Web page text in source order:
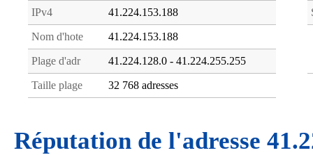
IPv4 41.224.153.188
Nom d'hote 41.224.153.188
Plage d'adr 41.224.128.0 - 41.224.255.255
Taille plage 32 768 adresses
Réputation de l'adresse